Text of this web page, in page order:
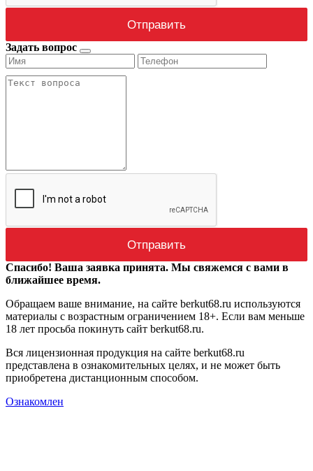
Задать вопрос
Спасибо! Ваша заявка принята. Мы свяжемся с вами в
ближайшее время.
Обращаем ваше внимание, на сайте berkut68.ru используются
материалы с возрастным ограничением 18+. Если вам меньше
18 лет просьба покинуть сайт berkut68.ru.
Вся лицензионная продукция на сайте berkut68.ru
представлена в ознакомительных целях, и не может быть
приобретена дистанционным способом.
Ознакомлен